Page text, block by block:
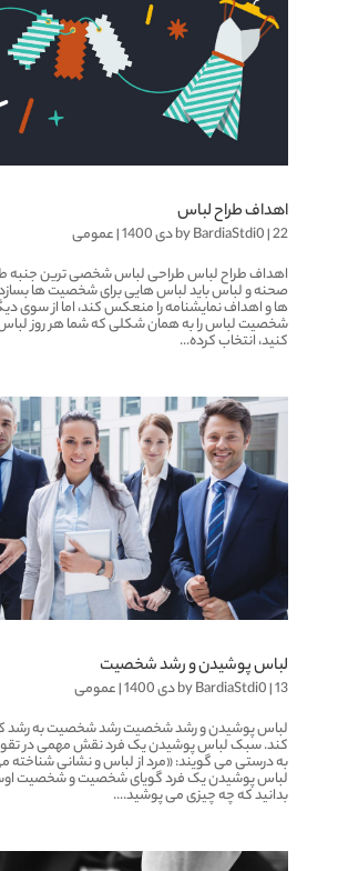
اهداف طراح لباس
byBardiaStdi0|22 دی 1400 |عمومی
اهداف طراح لباس طراحی لباس شخصی ترین جنبه
صحنه و لباس باید لباس هایی برای شخصیت ها
ها و اهداف نمایشنامه را منعکس کند، اما از سوی
شخصیت لباس را به همان شکلی که شما هر روز لباس
کنید، انتخاب کرده...
لباس پوشیدن و رشد شخصیت
byBardiaStdi0|13 دی 1400 |عمومی
لباس پوشیدن و رشد شخصیت رشد شخصیت به رشد
کند. سبک لباس پوشیدن یک فرد نقش مهمی در
به درستی می گویند: «مرد از لباس و نشانی
لباس پوشیدن یک فرد گویای شخصیت و شخصیت
بدانید که چه چیزی می پوشید....